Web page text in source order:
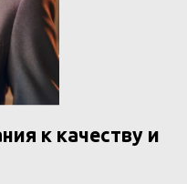
к качеству и